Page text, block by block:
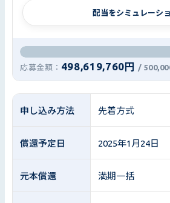
配当をシミュレーシ
応募金額： 498,619,760円 /
申し込み方法 先着方式
償還予定日 2025年1月24日
元本償還 満期一括